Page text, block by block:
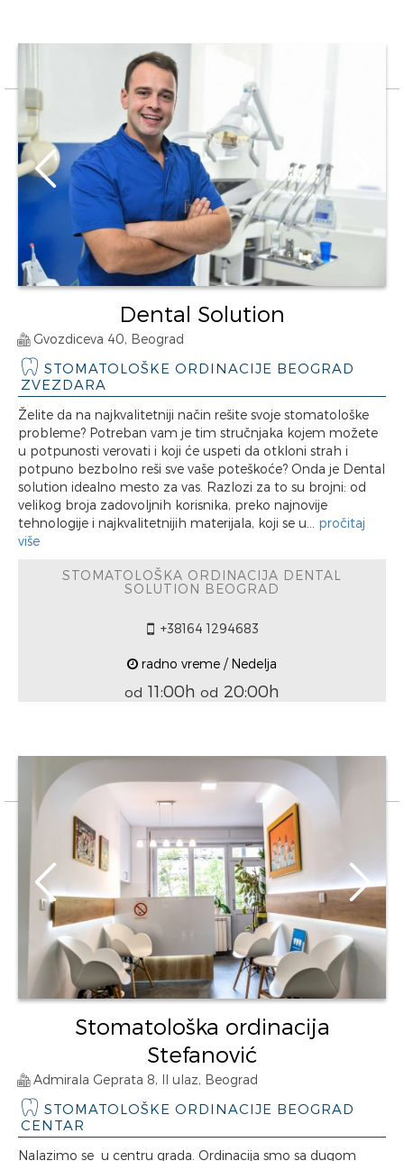
Dental Solution
Gvozdiceva 40, Beograd
STOMATOLOŠKE ORDINACIJE BEOGRAD
ZVEZDARA
Želite da na najkvalitetniji način rešite svoje stomatološke
probleme? Potreban vam je tim stručnjaka kojem možete
u potpunosti verovati i koji će uspeti da otkloni strah i
potpuno bezbolno reši sve vaše poteškoće? Onda je Dental
solution idealno mesto za vas. Razlozi za to su brojni: od
velikog broja zadovoljnih korisnika, preko najnovije
tehnologije i najkvalitetnijih materijala, koji se u... pročitaj
više
STOMATOLOŠKA ORDINACIJA DENTAL
SOLUTION BEOGRAD
+38164 1294683
radno vreme / Nedelja
od 11:00h od 20:00h
Stomatološka ordinacija
Stefanović
Admirala Geprata 8, II ulaz, Beograd
STOMATOLOŠKE ORDINACIJE BEOGRAD
CENTAR
Nalazimo se u centru grada. Ordinacija smo sa dugom